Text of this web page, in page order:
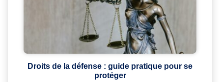
Droits de la défense : guide pratique pour se
protéger